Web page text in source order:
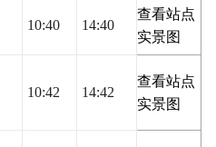
10:40 14:40
查看站点
实景图
10:42 14:42
查看站点
实景图